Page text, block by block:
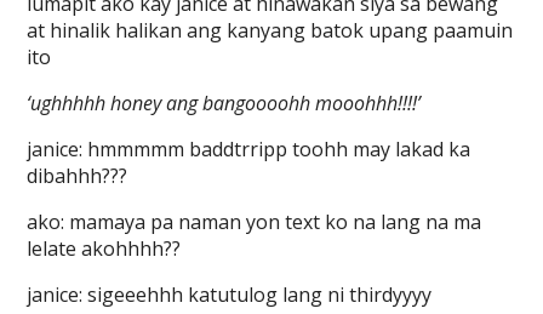
at hinalik halikan ang kanyang batok upang paamuin
ito
‘ughhhhh honey ang bangoooohh mooohhh!!!!’
janice: hmmmmm baddtrripp toohh may lakad ka
dibahhh???
ako: mamaya pa naman yon text ko na lang na ma
lelate akohhhh??
janice: sigeeehhh katutulog lang ni thirdyyyy